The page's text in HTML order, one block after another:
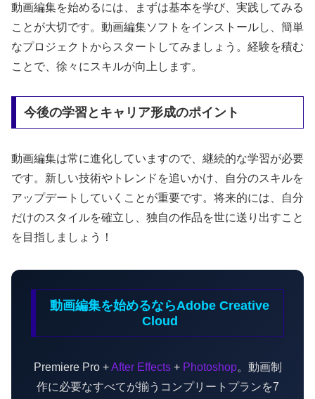
動画編集を始めるには、まずは基本を学び、実践してみる
ことが大切です。動画編集ソフトをインストールし、簡単
なプロジェクトからスタートしてみましょう。経験を積む
ことで、徐々にスキルが向上します。
今後の学習とキャリア形成のポイント
動画編集は常に進化していますので、継続的な学習が必要
です。新しい技術やトレンドを追いかけ、自分のスキルを
アップデートしていくことが重要です。将来的には、自分
だけのスタイルを確立し、独自の作品を世に送り出すこと
を目指しましょう！
動画編集を始めるならAdobe Creative
Cloud
Premiere Pro +After Effects+ Photoshop。動画制
作に必要なすべてが揃うコンプリートプランを7